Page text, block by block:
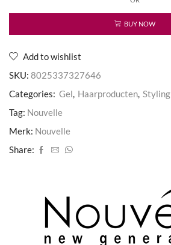
Gel
BUY NOW
Add to wishlist
SKU: 8025337327646
Categories: Gel, Haarproducten, Styling
Tag: Nouvelle
Merk: Nouvelle
Share: